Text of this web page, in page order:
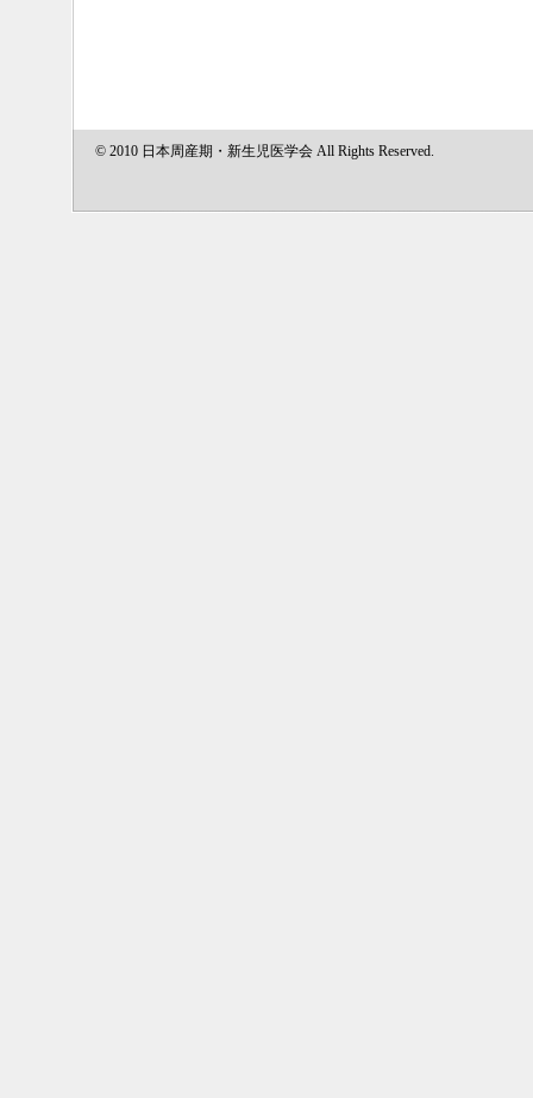
© 2010 日本周産期・新生児医学会 All Rights Reserved.